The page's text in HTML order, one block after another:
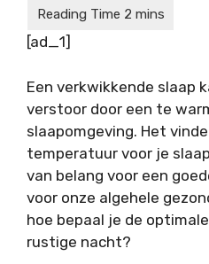
[ad_1]
Een verkwikkende slaap
verstoor door een te
slaapomgeving. Het
temperatuur voor je
van belang voor een
voor onze algehele
hoe bepaal je de
rustige nacht?